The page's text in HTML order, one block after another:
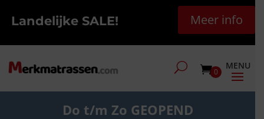
Landelijke SALE! Meer info
0
Do t/m Zo GEOPEND